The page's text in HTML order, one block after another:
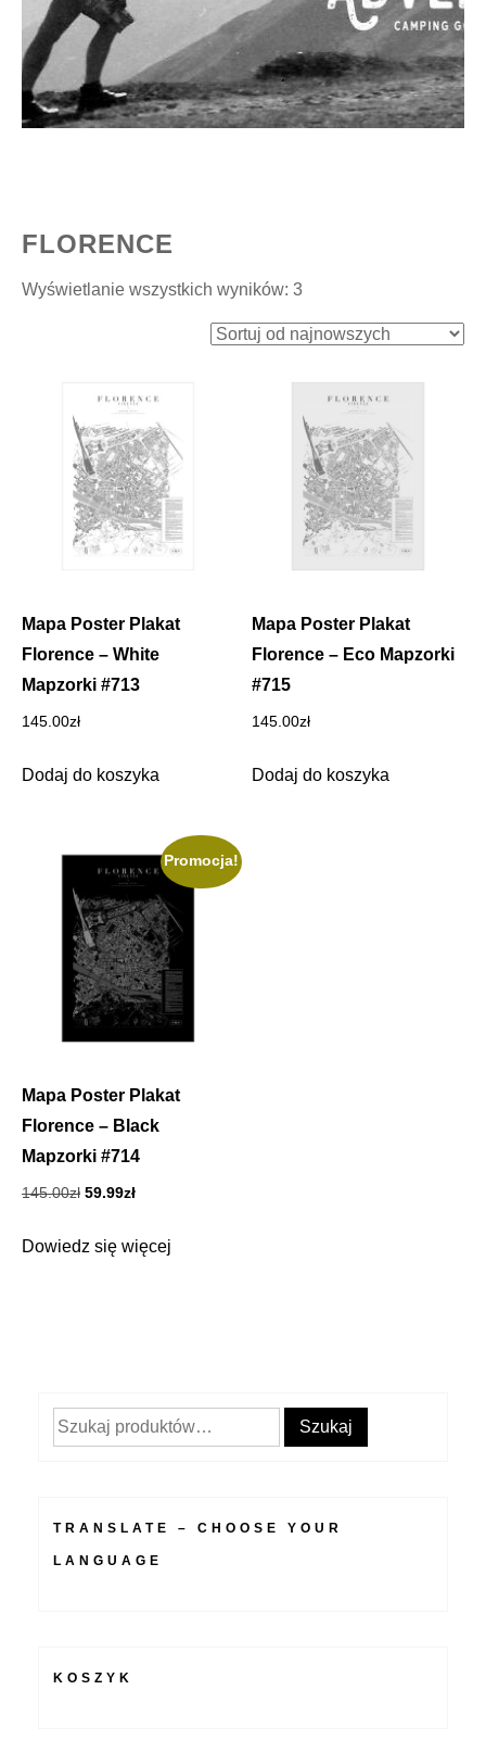
FLORENCE
Wyświetlanie wszystkich wyników: 3Posortowane
według
najnowszych
Mapa Poster Plakat
Florence – White
Mapzorki #713
145.00zł
Dodaj do koszyka
Mapa Poster Plakat
Florence – Eco Mapzorki
#715
145.00zł
Dodaj do koszyka
Promocja!
Mapa Poster Plakat
Florence – Black
Mapzorki #714
145.00zł Pierwotna
wynosiła:
59.99złAktualna
wynosi:
Dowiedz się więcej
Szukaj: Szukaj
TRANSLATE – CHOOSE YOUR
LANGUAGE
KOSZYK